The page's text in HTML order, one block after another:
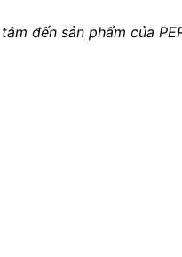
đến sản phẩm của